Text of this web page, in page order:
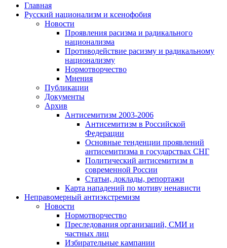
Главная
Русский национализм и ксенофобия
Новости
Проявления расизма и радикального
национализма
Противодействие расизму и радикальному
национализму
Нормотворчество
Мнения
Публикации
Документы
Архив
Антисемитизм 2003-2006
Антисемитизм в Российской
Федерации
Основные тенденции проявлений
антисемитизма в государствах СНГ
Политический антисемитизм в
современной России
Статьи, доклады, репортажи
Карта нападений по мотиву ненависти
Неправомерный антиэкстремизм
Новости
Нормотворчество
Преследования организаций, СМИ и
частных лиц
Избирательные кампании